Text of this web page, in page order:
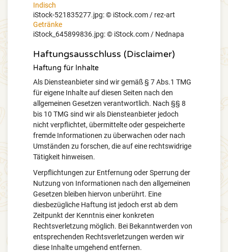
Indisch
iStock-521835277.jpg:© iStock.com / rez-art
Getränke
iStock_645899836.jpg:© iStock.com / Nednapa
Haftungsausschluss (Disclaimer)
Haftung für Inhalte
Als Diensteanbieter sind wir gemäß § 7 Abs.1 TMG
für eigene Inhalte auf diesen Seiten nach den
allgemeinen Gesetzen verantwortlich. Nach §§ 8
bis 10 TMG sind wir als Diensteanbieter jedoch
nicht verpflichtet, übermittelte oder gespeicherte
fremde Informationen zu überwachen oder nach
Umständen zu forschen, die auf eine rechtswidrige
Tätigkeit hinweisen.
Verpflichtungen zur Entfernung oder Sperrung der
Nutzung von Informationen nach den allgemeinen
Gesetzen bleiben hiervon unberührt. Eine
diesbezügliche Haftung ist jedoch erst ab dem
Zeitpunkt der Kenntnis einer konkreten
Rechtsverletzung möglich. Bei Bekanntwerden von
entsprechenden Rechtsverletzungen werden wir
diese Inhalte umgehend entfernen.